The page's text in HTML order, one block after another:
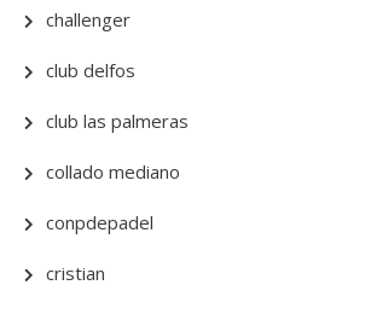
challenger
club delfos
club las palmeras
collado mediano
conpdepadel
cristian